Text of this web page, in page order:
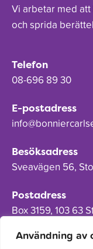
Användning av
Vi arbetar med
och sprida
Telefon
08-696 89 30
E-postadress
Besöksadress
Sveavägen 56,
Postadress
Box 3159, 103 63